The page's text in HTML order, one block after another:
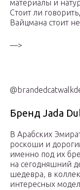
материалы и
Стоит ли
Вайцмана стоит
—>
Бренд Jada
В Арабских
роскоши и
именно под их
на сегодняшний
шедевра, в
интересных